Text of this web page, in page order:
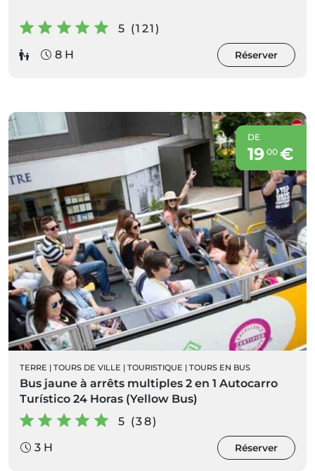
5 (121)
8 H
Réserver
DE
19 00€
TERRE | TOURS DE VILLE | TOURISTIQUE | TOURS EN BUS
Bus jaune à arrêts multiples 2 en 1 Autocarro
Turístico 24 Horas (Yellow Bus)
5 (38)
3 H
Réserver